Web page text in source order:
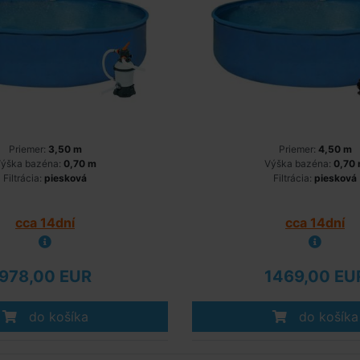
Priemer: 3,50 m
bazéna: 0,70 m
Filtrácia: piesková
cca 14dní
EUR
do košíka
Priemer: 4,50 m
Výška bazéna: 0,70
Filtrácia: piesková
cca 14dní
1469,00
do košíka